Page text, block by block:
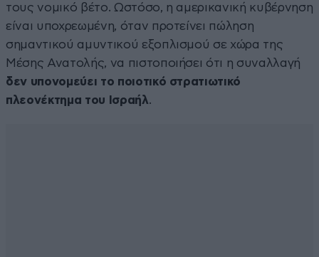
τους νομικό βέτο. Ωστόσο, η αμερικανική κυβέρνηση
είναι υποχρεωμένη, όταν προτείνει πώληση
σημαντικού αμυντικού εξοπλισμού σε χώρα της
Μέσης Ανατολής, να πιστοποιήσει ότι η συναλλαγή
δεν υπονομεύει το ποιοτικό στρατιωτικό
πλεονέκτημα του Ισραήλ.